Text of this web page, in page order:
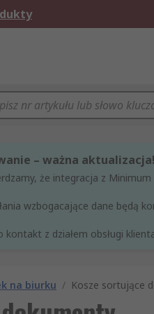
– ważna aktualizacja!
że integracja z
wzbogacające dane będą
z działem obsługi
na biurku / Kosze sortujące